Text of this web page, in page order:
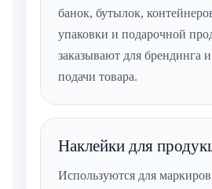
банок, бутылок,
упаковки и подарочной
заказывают для брендинга
подачи товара.
Наклейки для
Используются для